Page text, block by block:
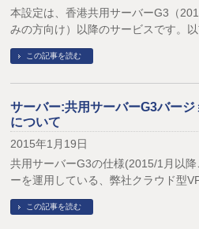
本設定は、香港共用サーバーG3（
みの方向け）以降のサービスです。
この記事を読む
サーバー:共用サーバーG3バージ
について
2015年1月19日
共用サーバーG3の仕様(2015/1月以
ーを運用している、弊社クラウド型
この記事を読む